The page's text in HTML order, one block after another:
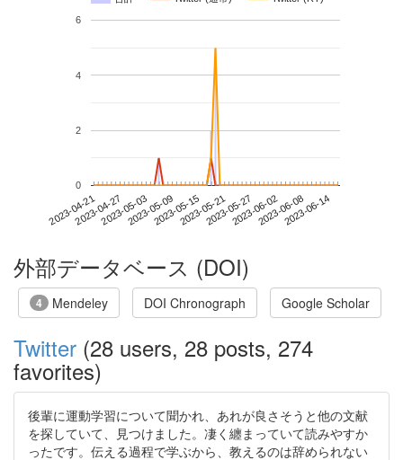
2023-04-212023-04-272023-05-032023-05-092023-05-152023-05-212023-05-272023-06-022023-06-082023-06-14
0
2
4
6
外部データベース (DOI)
4 Mendeley DOI Chronograph Google Scholar
Twitter (28 users, 28 posts, 274
favorites)
後輩に運動学習について聞かれ、あれが良さそうと他の文献
を探していて、見つけました。凄く纏まっていて読みやすか
ったです。伝える過程で学ぶから、教えるのは辞められない